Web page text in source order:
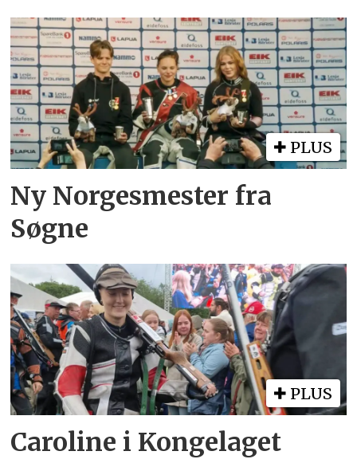
PLUS
Ny Norgesmester fra
Søgne
PLUS
Caroline i Kongelaget